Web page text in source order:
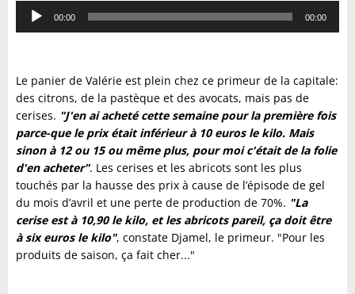
Lecteur
audio
00:00 00:00
Le panier de Valérie est plein chez ce primeur de la capitale:
des citrons, de la pastèque et des avocats, mais pas de
cerises. "J'en ai acheté cette semaine pour la première fois
parce-que le prix était inférieur à 10 euros le kilo. Mais
sinon à 12 ou 15 ou même plus, pour moi c'était de la folie
d'en acheter". Les cerises et les abricots sont les plus
touchés par la hausse des prix à cause de l’épisode de gel
du mois d’avril et une perte de production de 70%. "La
cerise est à 10,90 le kilo, et les abricots pareil, ça doit être
à six euros le kilo", constate Djamel, le primeur. "Pour les
produits de saison, ça fait cher..."